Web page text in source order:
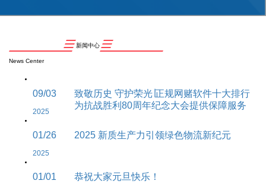
新闻中心
News Center
09/03
2025
致敬历史 守护荣光∣正规网赌软件十大排行
为抗战胜利80周年纪念大会提供保障服务
01/26
2025
2025 新质生产力引领绿色物流新纪元
01/01 恭祝大家元旦快乐！